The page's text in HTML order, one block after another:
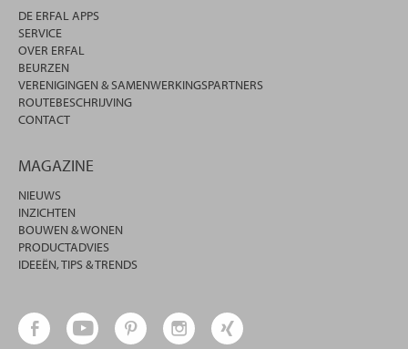
DE ERFAL APPS
SERVICE
OVER ERFAL
BEURZEN
VERENIGINGEN & SAMENWERKINGSPARTNERS
ROUTEBESCHRIJVING
CONTACT
MAGAZINE
NIEUWS
INZICHTEN
BOUWEN & WONEN
PRODUCTADVIES
IDEEËN, TIPS & TRENDS